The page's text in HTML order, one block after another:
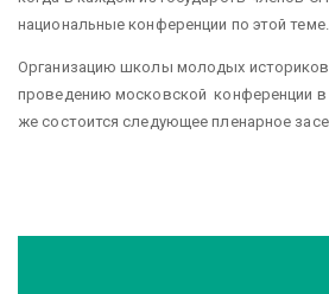
национальные конференции по этой теме.
Организацию школы молодых
проведению московской конференции в
же состоится следующее пленарное